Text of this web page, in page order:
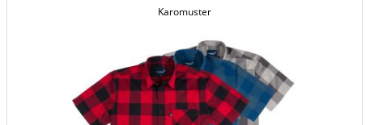
Karomuster